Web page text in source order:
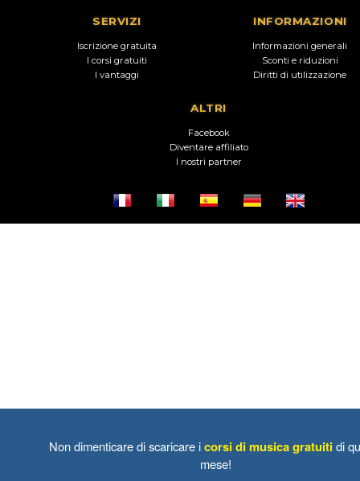
SERVIZI
Iscrizione gratuita
I corsi gratuiti
I vantaggi
INFORMAZIONI
Informazioni generali
Sconti e riduzioni
Diritti di utilizzazione
ALTRI
Facebook
Diventare affiliato
I nostri partner
Non dimenticare di scaricare icorsi di musica gratuiti di
mese!